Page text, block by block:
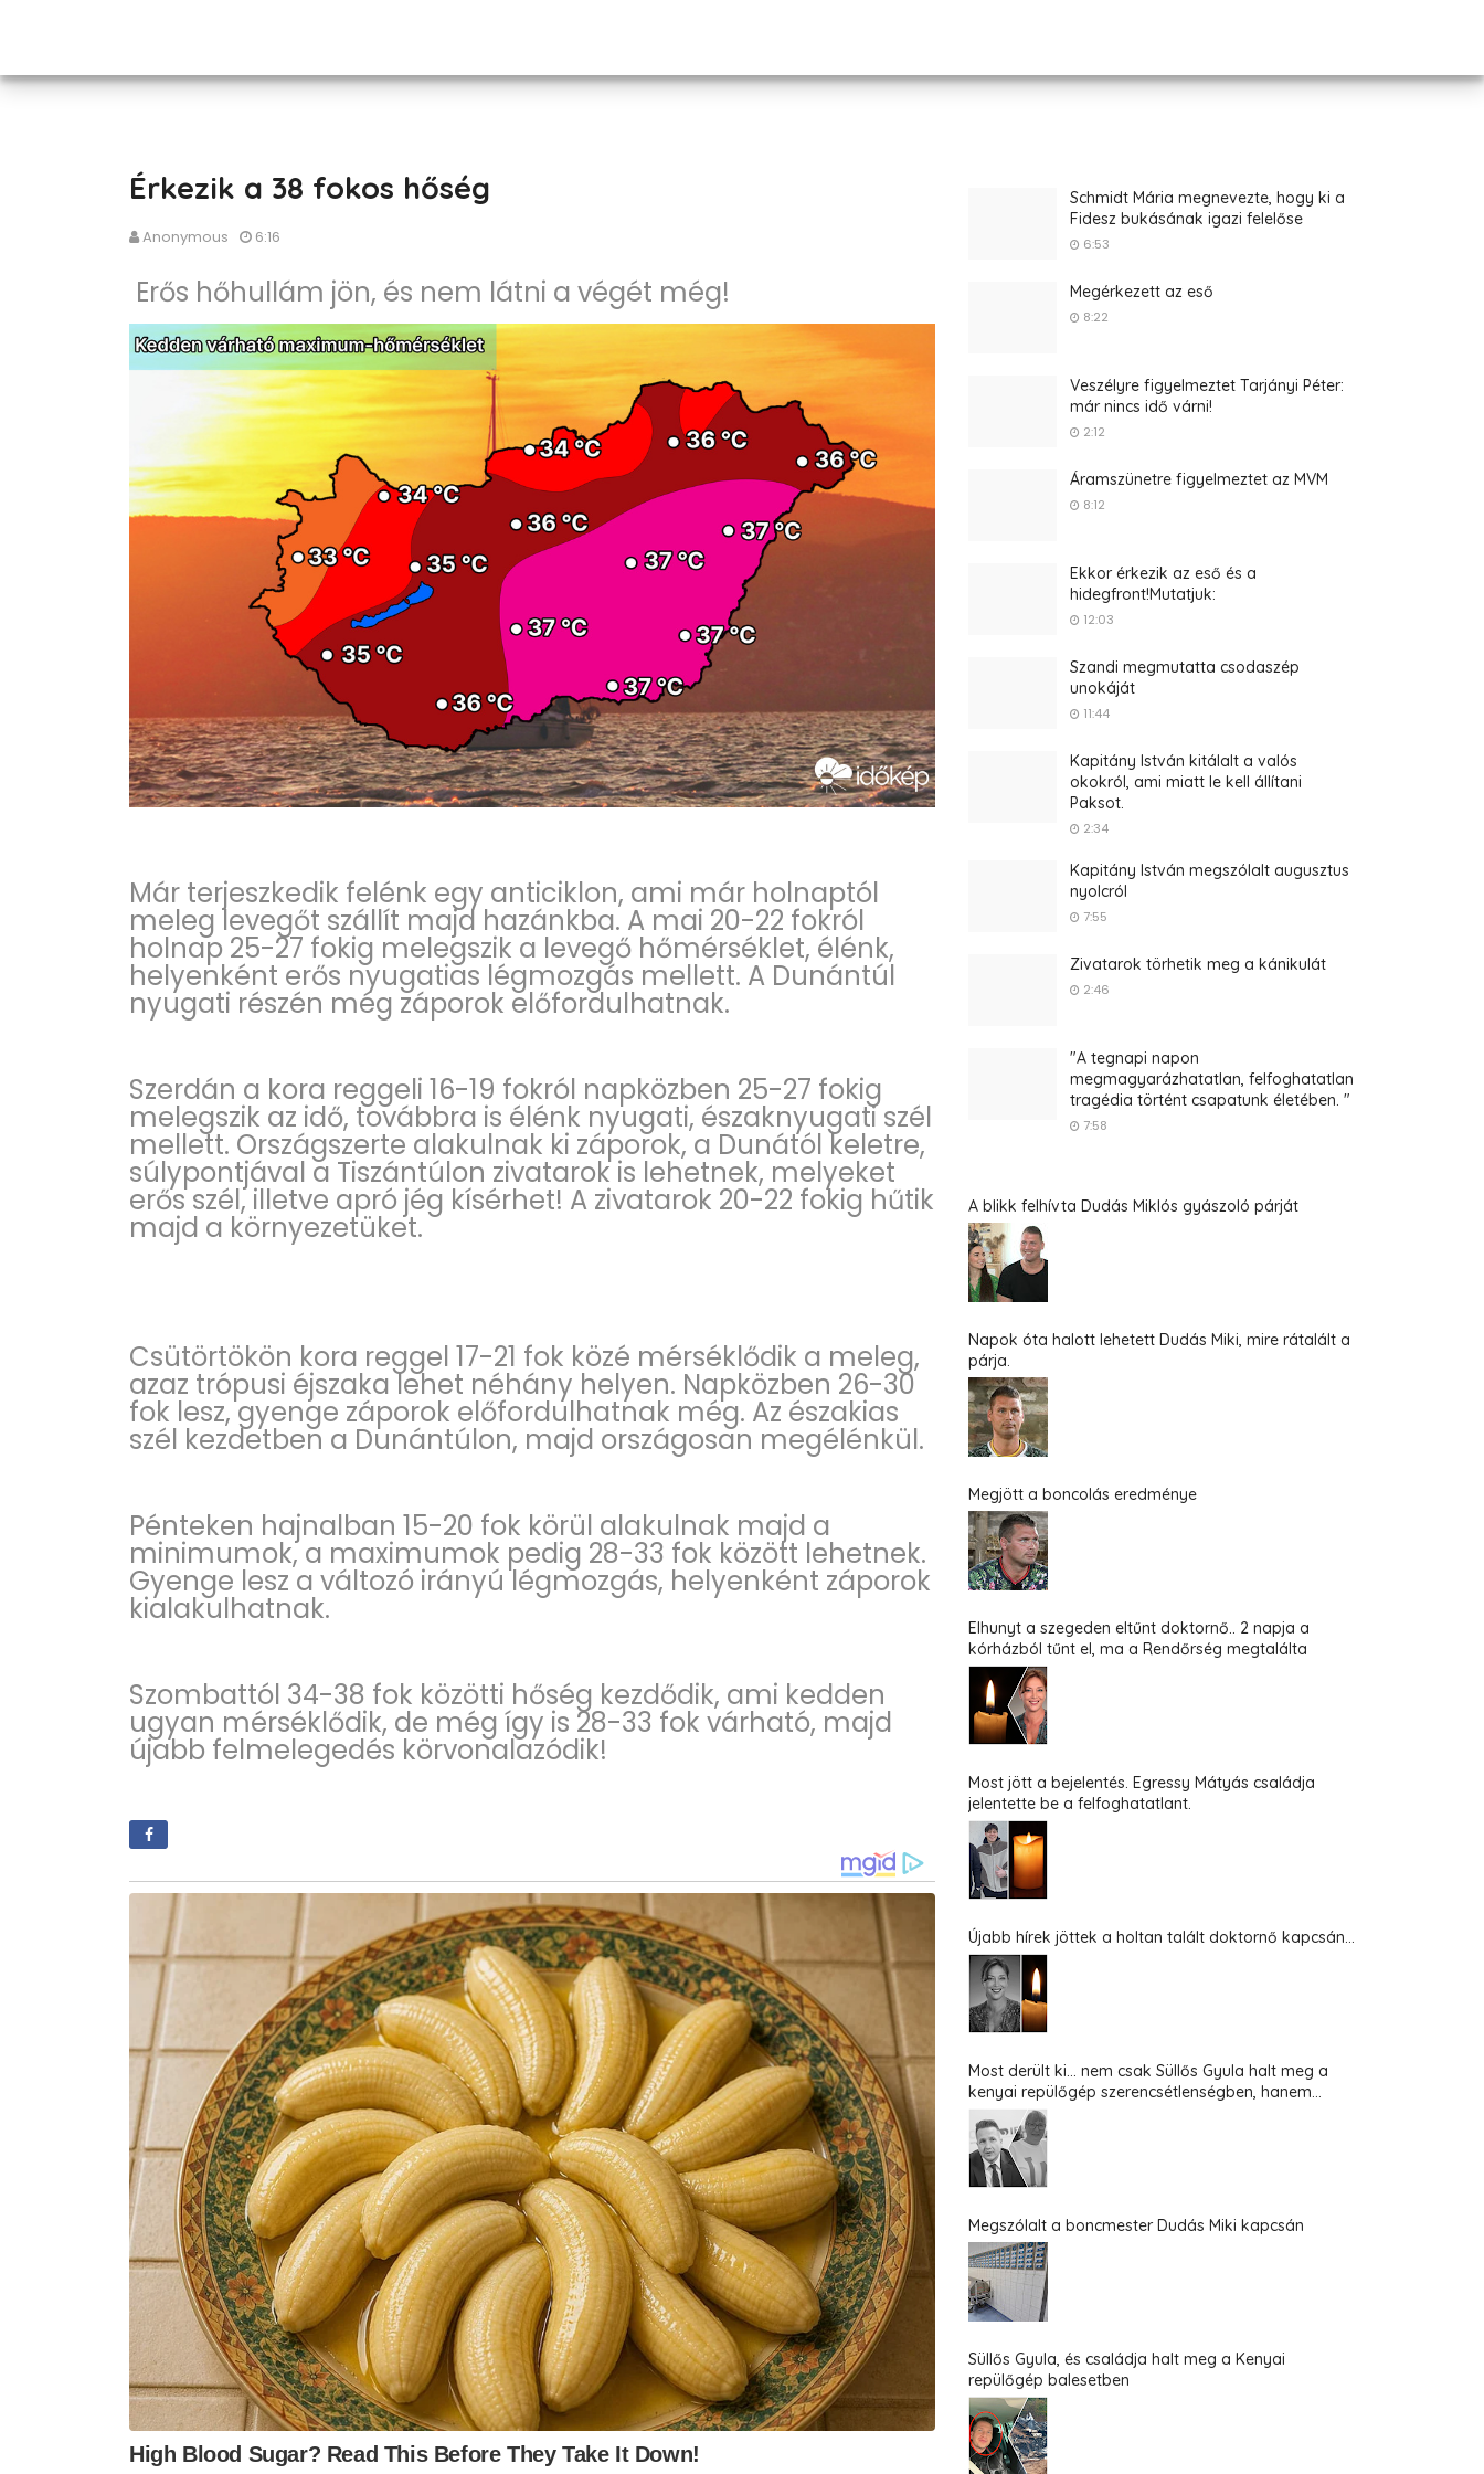
Érkezik a 38 fokos hőség
Anonymous 6:16
Erős hőhullám jön, és nem látni a végét még!
Már terjeszkedik felénk egy anticiklon, ami már holnaptól
meleg levegőt szállít majd hazánkba. A mai 20-22 fokról
holnap 25-27 fokig melegszik a levegő hőmérséklet, élénk,
helyenként erős nyugatias légmozgás mellett. A Dunántúl
nyugati részén még záporok előfordulhatnak.
Szerdán a kora reggeli 16-19 fokról napközben 25-27 fokig
melegszik az idő, továbbra is élénk nyugati, északnyugati szél
mellett. Országszerte alakulnak ki záporok, a Dunától keletre,
súlypontjával a Tiszántúlon zivatarok is lehetnek, melyeket
erős szél, illetve apró jég kísérhet! A zivatarok 20-22 fokig hűtik
majd a környezetüket.
Csütörtökön kora reggel 17-21 fok közé mérséklődik a meleg,
azaz trópusi éjszaka lehet néhány helyen. Napközben 26-30
fok lesz, gyenge záporok előfordulhatnak még. Az északias
szél kezdetben a Dunántúlon, majd országosan megélénkül.
Pénteken hajnalban 15-20 fok körül alakulnak majd a
minimumok, a maximumok pedig 28-33 fok között lehetnek.
Gyenge lesz a változó irányú légmozgás, helyenként záporok
kialakulhatnak.
Szombattól 34-38 fok közötti hőség kezdődik, ami kedden
ugyan mérséklődik, de még így is 28-33 fok várható, majd
újabb felmelegedés körvonalazódik!
Schmidt Mária megnevezte, hogy ki a
Fidesz bukásának igazi felelőse
6:53
Megérkezett az eső
8:22
Veszélyre figyelmeztet Tarjányi Péter:
már nincs idő várni!
2:12
Áramszünetre figyelmeztet az MVM
8:12
Ekkor érkezik az eső és a
hidegfront!Mutatjuk:
12:03
Szandi megmutatta csodaszép
unokáját
11:44
Kapitány István kitálalt a valós
okokról, ami miatt le kell állítani
Paksot.
2:34
Kapitány István megszólalt augusztus
nyolcról
7:55
Zivatarok törhetik meg a kánikulát
2:46
"A tegnapi napon
megmagyarázhatatlan, felfoghatatlan
tragédia történt csapatunk életében. "
7:58
A blikk felhívta Dudás Miklós gyászoló párját
Napok óta halott lehetett Dudás Miki, mire rátalált a
párja.
Megjött a boncolás eredménye
Elhunyt a szegeden eltűnt doktornő.. 2 napja a
kórházból tűnt el, ma a Rendőrség megtalálta
Most jött a bejelentés. Egressy Mátyás családja
jelentette be a felfoghatatlant.
Újabb hírek jöttek a holtan talált doktornő kapcsán...
Most derült ki... nem csak Süllős Gyula halt meg a
kenyai repülőgép szerencsétlenségben, hanem...
Megszólalt a boncmester Dudás Miki kapcsán
Süllős Gyula, és családja halt meg a Kenyai
repülőgép balesetben